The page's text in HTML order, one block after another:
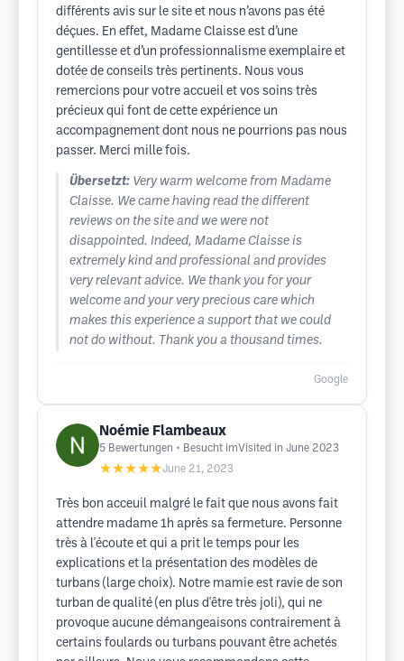
différents avis sur le site et nous n’avons pas été
déçues. En effet, Madame Claisse est d’une
gentillesse et d’un professionnalisme exemplaire et
dotée de conseils très pertinents. Nous vous
remercions pour votre accueil et vos soins très
précieux qui font de cette expérience un
accompagnement dont nous ne pourrions pas nous
passer. Merci mille fois.
Übersetzt: Very warm welcome from Madame
Claisse. We came having read the different
reviews on the site and we were not
disappointed. Indeed, Madame Claisse is
extremely kind and professional and provides
very relevant advice. We thank you for your
welcome and your very precious care which
makes this experience a support that we could
not do without. Thank you a thousand times.
Google
Noémie Flambeaux
5 Bewertungen • Besucht imVisited in June 2023
★★★★★June 21, 2023
Très bon acceuil malgré le fait que nous avons fait
attendre madame 1h après sa fermeture. Personne
très à l'écoute et qui a prit le temps pour les
explications et la présentation des modèles de
turbans (large choix). Notre mamie est ravie de son
turban de qualité (en plus d'être très joli), qui ne
provoque aucune démangeaisons contrairement à
certains foulards ou turbans pouvant être achetés